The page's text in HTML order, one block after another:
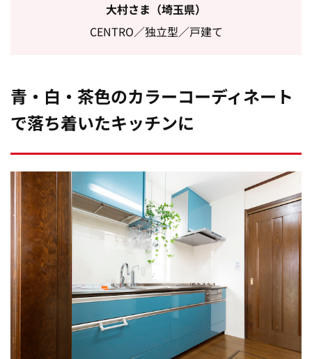
大村さま（埼玉県）
CENTRO／独立型／戸建て
青・白・茶色のカラーコーディネート
で落ち着いたキッチンに